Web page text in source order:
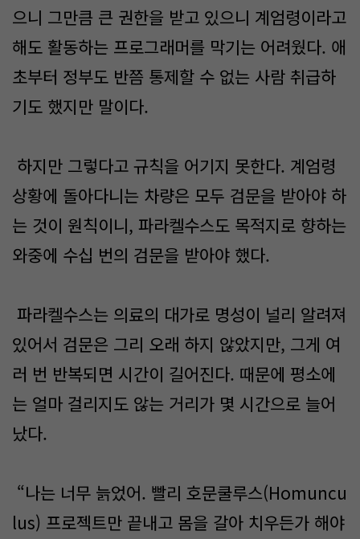
으니 그만큼 큰 권한을 받고 있으니 계엄령이라고
해도 활동하는 프로그래머를 막기는 어려웠다. 애
초부터 정부도 반쯤 통제할 수 없는 사람 취급하
기도 했지만 말이다.
하지만 그렇다고 규칙을 어기지 못한다. 계엄령
상황에 돌아다니는 차량은 모두 검문을 받아야 하
는 것이 원칙이니, 파라켈수스도 목적지로 향하는
와중에 수십 번의 검문을 받아야 했다.
파라켈수스는 의료의 대가로 명성이 널리 알려져
있어서 검문은 그리 오래 하지 않았지만, 그게 여
러 번 반복되면 시간이 길어진다. 때문에 평소에
는 얼마 걸리지도 않는 거리가 몇 시간으로 늘어
났다.
“나는 너무 늙었어. 빨리 호문쿨루스(Homuncu
lus) 프로젝트만 끝내고 몸을 갈아 치우든가 해야